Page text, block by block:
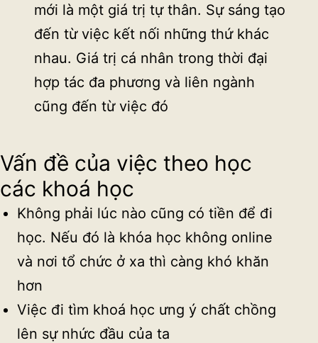
mới là một giá trị tự thân. Sự sáng tạo
đến từ việc kết nối những thứ khác
nhau. Giá trị cá nhân trong thời đại
hợp tác đa phương và liên ngành
cũng đến từ việc đó
Vấn đề của việc theo học
các khoá học
Không phải lúc nào cũng có tiền để đi
học. Nếu đó là khóa học không online
và nơi tổ chức ở xa thì càng khó khăn
hơn
Việc đi tìm khoá học ưng ý chất chồng
lên sự nhức đầu của ta